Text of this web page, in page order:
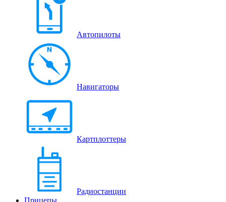
Автопилоты
Навигаторы
Картплоттеры
Радиостанции
Прицепы